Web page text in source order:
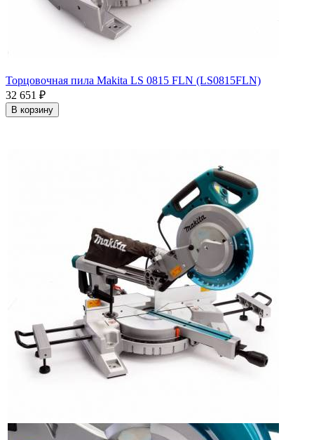
Торцовочная пила Makita LS 0815 FLN (LS0815FLN)
32 651
₽
В корзину